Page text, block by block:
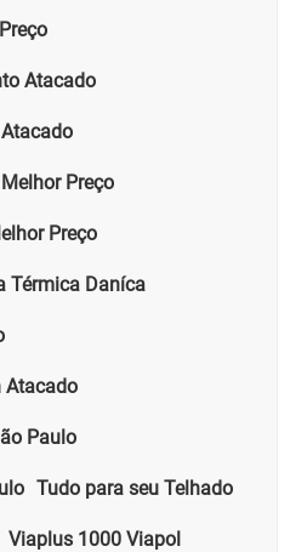
Atacado
Preço
Preço
Térmica Daníca
Atacado
Paulo
Tudo para seu Telhado
Viaplus 1000 Viapol